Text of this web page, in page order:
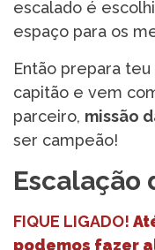
escalado é
espaço para os
Então prepara
capitão e vem
parceiro, missão
ser campeão!
Escalação
FIQUE LIGADO!
podemos fazer